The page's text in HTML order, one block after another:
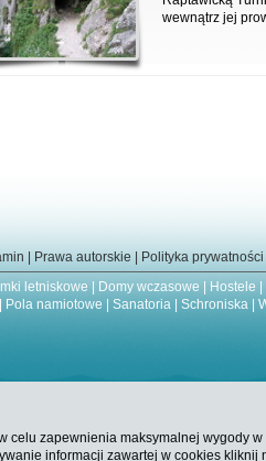
wewnątrz jej
Prawa autorskie Polityka prywatności
letniskowe Domy wczasowe Hostele
Pola namiotowe Sanatoria| Schroniska|
zapewnienia maksymalnej wygody
informacji zawartej w cookies